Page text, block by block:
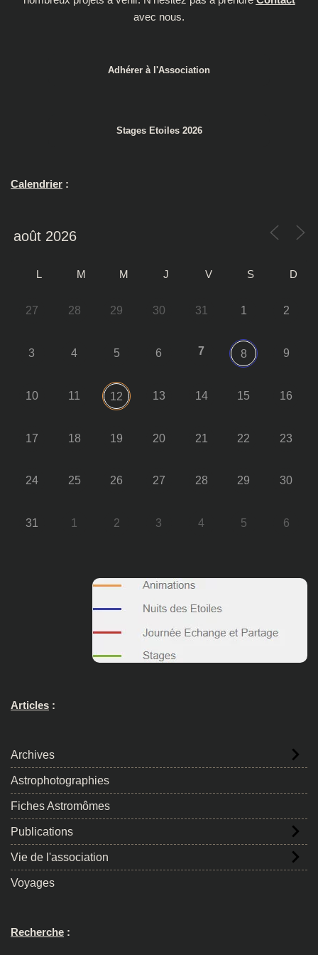
avec nous.
Adhérer à l'Association
Stages Etoiles 2026
Calendrier :
L M M J V S D
27 28 29 30 31 1 2
3 4 5 6 7 8 9
10 11 12 13 14 15 16
17 18 19 20 21 22 23
24 25 26 27 28 29 30
31 1 2 3 4 5 6
Articles :
Archives
Astrophotographies
Fiches Astromômes
Publications
Vie de l'association
Voyages
Recherche :